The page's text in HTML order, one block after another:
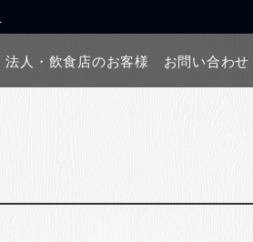
法人・飲食店のお客様 お問い合わせ